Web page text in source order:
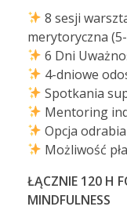
8 sesji
merytoryczna
6 Dni
4-dniowe
Spotkania
Mentoring
Opcja
Możliwość
ŁĄCZNIE 120 H
MINDFULNESS